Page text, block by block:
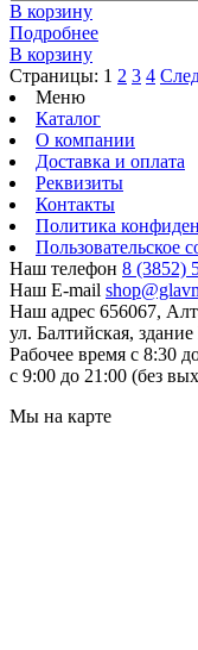
В корзину
Подробнее
В корзину
Страницы: 1 2 3 4
Меню
Каталог
О компании
Доставка и оплата
Реквизиты
Контакты
Политика
Пользовательское
Наш телефон 8 (3852)
Наш E-mail
Наш адрес 656067,
ул. Балтийская,
Рабочее время с 8:30
с 9:00 до 21:00 (без
Мы на карте